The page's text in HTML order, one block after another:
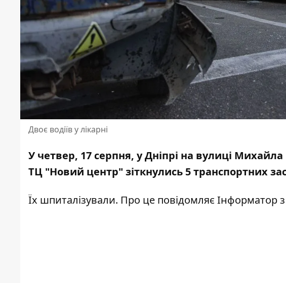
Двоє водіїв у лікарні
У четвер, 17 серпня, у Дніпрі на вулиці
ТЦ "Новий центр" зіткнулись 5 транспортних
Їх шпиталізували. Про це повідомляє Інформатор з